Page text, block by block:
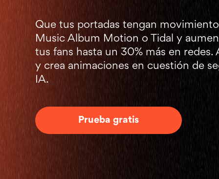
Que tus portadas tengan
Music Album Motion o Tidal y
tus fans hasta un 30% más en
y crea animaciones en cuestión de
IA.
Prueba gratis